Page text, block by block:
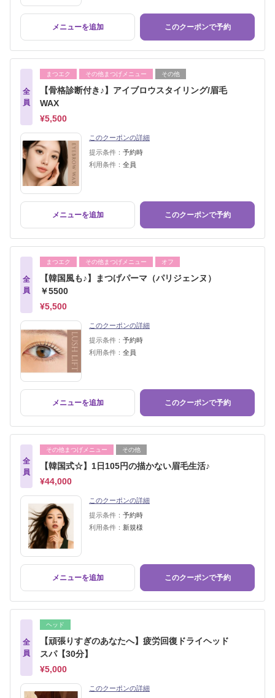
メニューを追加 このクーポンで予約
全
員
まつエク その他まつげメニュー その他
【骨格診断付き♪】アイブロウスタイリング/眉毛
WAX
¥5,500
このクーポンの詳細
提示条件： 予約時
利用条件： 全員
メニューを追加 このクーポンで予約
全
員
まつエク その他まつげメニュー オフ
【韓国風も♪】まつげパーマ（パリジェンヌ）
￥5500
¥5,500
このクーポンの詳細
提示条件： 予約時
利用条件： 全員
メニューを追加 このクーポンで予約
全
員
その他まつげメニュー その他
【韓国式☆】1日105円の描かない眉毛生活♪
¥44,000
このクーポンの詳細
提示条件： 予約時
利用条件： 新規様
メニューを追加 このクーポンで予約
全
員
ヘッド
【頑張りすぎのあなたへ】疲労回復ドライヘッド
スパ【30分】
¥5,000
このクーポンの詳細